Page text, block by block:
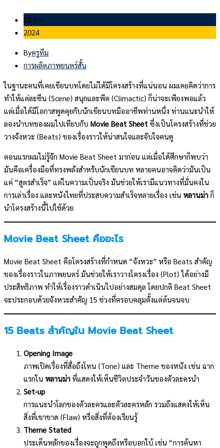
02 ธ.ค.
2024
Byครูทีม
การผลิตภาพยนตร์สั้น
ในฐานะคนที่เคยเขียนบทโดยไม่ได้มีโครงสร้างที่แน่นอน ผมเคยคิดว่าการ
ทำให้แต่ละซีน (Scene) สนุกและพีค (Climactic) ก็น่าจะเพียงพอแล้ว
แต่เมื่อได้มีโอกาสพูดคุยกับนักเขียนบทมืออาชีพท่านหนึ่ง ท่านแนะนำให้
ลองนำบทของผมไปเทียบกับ Movie Beat Sheet ซึ่งเป็นโครงสร้างที่ช่วย
วางจังหวะ (Beats) ของเรื่องราวให้น่าสนใจและจับใจคนดู
ตอนแรกผมไม่รู้จัก Movie Beat Sheet มาก่อน แต่เมื่อได้ศึกษาก็พบว่า
มันคือเครื่องมือที่ทรงพลังสำหรับนักเขียนบท หลายคนอาจคิดว่ามันเป็น
แค่ “สูตรสำเร็จ” แต่ในความเป็นจริง มันช่วยให้เรามีแนวทางที่มั่นคงใน
การเล่าเรื่อง และหนังไทยที่ประสบความสำเร็จหลายเรื่อง เช่น หลานม่า ก็
นำโครงสร้างนี้ไปใช้ด้วย
Movie Beat Sheet คืออะไร
Movie Beat Sheet คือโครงสร้างที่กำหนด “จังหวะ” หรือ Beats สำคัญ
ของเรื่องราวในภาพยนตร์ มันช่วยให้เราวางโครงเรื่อง (Plot) ได้อย่างมี
ประสิทธิภาพ ทำให้เรื่องราวดำเนินไปอย่างสมดุล โดยปกติ Beat Sheet
จะประกอบด้วยจังหวะสำคัญ 15 ช่วงที่ครอบคลุมตั้งแต่ต้นจนจบ
15 Beats สำคัญใน Movie Beat Sheet
Opening Image
ภาพเปิดเรื่องที่สื่อถึงโทน (Tone) และ Theme ของหนัง เช่น ฉาก
แรกใน หลานม่า ที่แสดงให้เห็นชีวิตประจำวันของตัวละครนำ
Set-up
การแนะนำโลกของตัวละครและตัวละครหลัก รวมถึงแสดงให้เห็น
สิ่งที่เขาขาด (Flaw) หรือสิ่งที่ต้องเรียนรู้
Theme Stated
ประเด็นหลักของเรื่องจะถูกพูดถึงหรือบอกใบ้ เช่น “การค้นหา